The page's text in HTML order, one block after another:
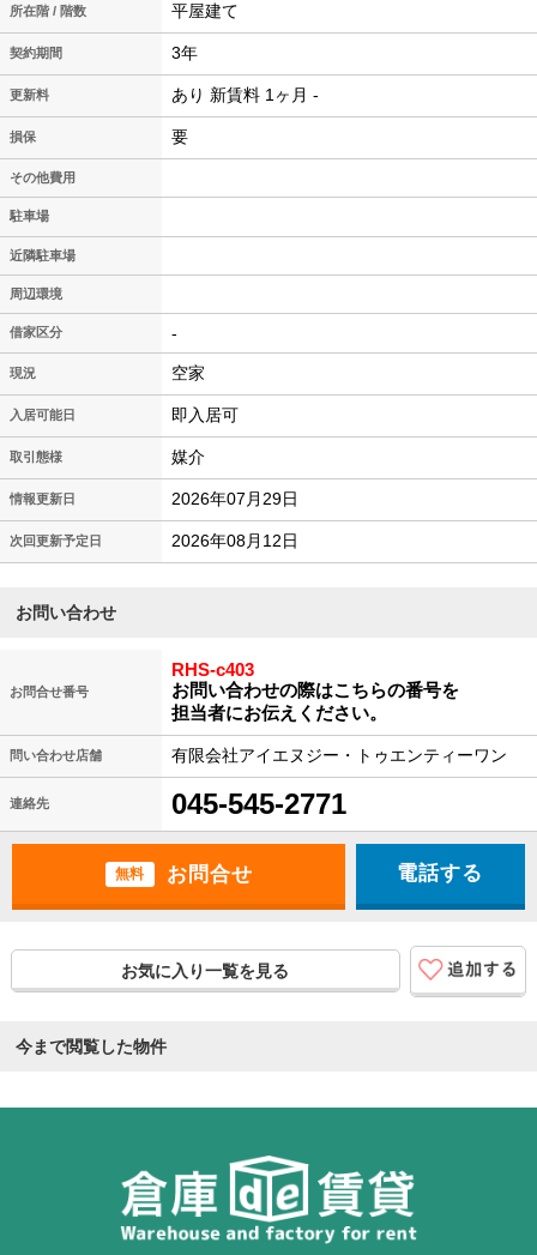
所在階 / 階数 平屋建て
契約期間 3年
更新料 あり 新賃料 1ヶ月 -
損保 要
その他費用
駐車場
近隣駐車場
周辺環境
借家区分 -
現況 空家
入居可能日 即入居可
取引態様 媒介
情報更新日 2026年07月29日
次回更新予定日 2026年08月12日
お問い合わせ
お問合せ番号
RHS-c403
お問い合わせの際はこちらの番号を
担当者にお伝えください。
問い合わせ店舗 有限会社アイエヌジー・トゥエンティーワン
連絡先 045-545-2771
無料 電話する
お気に入り一覧を見る
今まで閲覧した物件